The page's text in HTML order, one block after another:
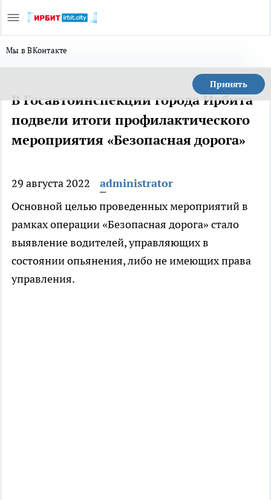
Мы в ВКонтакте
Принять
В Госавтоинспекции города Ирбита
подвели итоги профилактического
мероприятия «Безопасная дорога»
29 августа 2022
administrator
Основной целью проведенных мероприятий в
рамках операции «Безопасная дорога» стало
выявление водителей, управляющих в
состоянии опьянения, либо не имеющих права
управления.